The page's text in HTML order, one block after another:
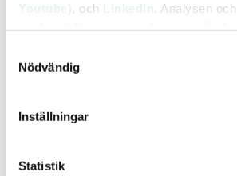
Youtube) , och LinkedIn . Analysen och
annan information om hur du använder
information som dessa tjänster har om
Det är helt frivilligt att lämna ditt
dessutom själv kontrollera vilka
Nödvändig
Inställningar
Statistik
EN HUBB
KREATIVA
I Slakthusområdet samlas internationella
generations utmanare – bolag som söker
erbjuder mer. Precis som i King’s Cross
Meatpacking District i New York formas